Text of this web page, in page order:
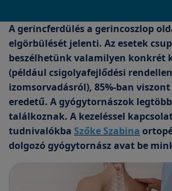
A gerincferdülés a gerincoszlop
elgörbülését jelenti. Az esetek
beszélhetünk valamilyen konkrét
(például csigolyafejlődési
izomsorvadásról), 85%-ban
eredetű. A gyógytornászok
találkoznak. A kezeléssel
tudnivalókba Szőke Szabina
dolgozó gyógytornász avat be